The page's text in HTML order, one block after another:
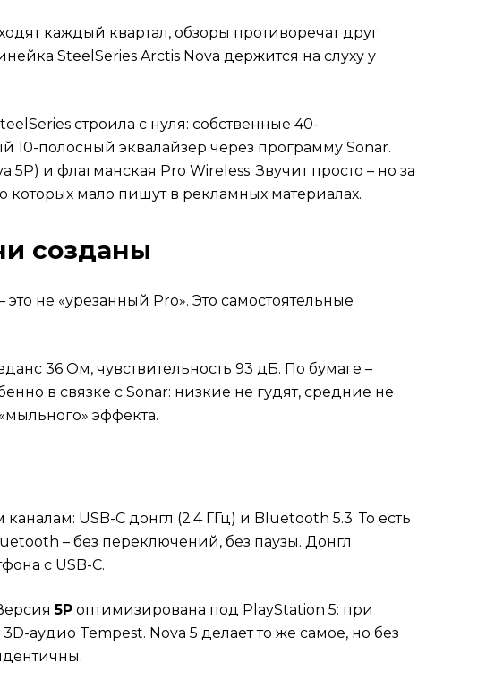
каждый квартал, обзоры противоречат друг
SteelSeries Arctis Nova держится на слуху у
строила с нуля: собственные 40-
полосный эквалайзер через программу Sonar.
и флагманская Pro Wireless. Звучит просто – но за
мало пишут в рекламных материалах.
созданы
это не «урезанный Pro». Это самостоятельные
36 Ом, чувствительность 93 дБ. По бумаге –
в связке с Sonar: низкие не гудят, средние не
эффекта.
каналам: USB-C донгл (2.4 ГГц) и Bluetooth 5.3. То есть
– без переключений, без паузы. Донгл
с USB-C.
5P оптимизирована под PlayStation 5: при
аудио Tempest. Nova 5 делает то же самое, но без